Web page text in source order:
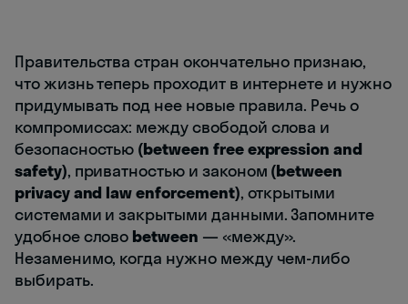
Правительства стран окончательно признаю,
что жизнь теперь проходит в интернете и нужно
придумывать под нее новые правила. Речь о
компромиссах: между свободой слова и
безопасностью (between free expression and
safety), приватностью и законом (between
privacy and law enforcement), открытыми
системами и закрытыми данными. Запомните
удобное слово between — «между».
Незаменимо, когда нужно между чем-либо
выбирать.